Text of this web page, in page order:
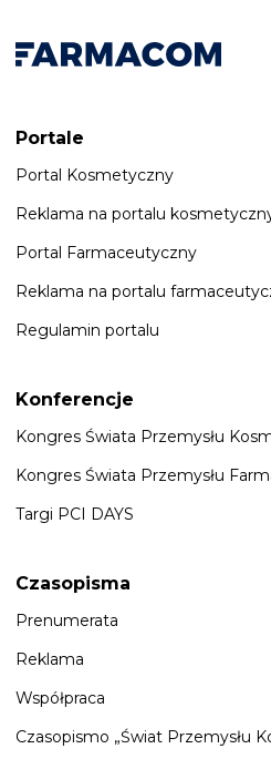
Portale
Portal Kosmetyczny
Reklama na portalu
Portal Farmaceutyczny
Reklama na portalu
Regulamin portalu
Konferencje
Kongres Świata Przemysłu
Kongres Świata Przemysłu
Targi PCI DAYS
Czasopisma
Prenumerata
Reklama
Współpraca
Czasopismo „Świat Przemysłu